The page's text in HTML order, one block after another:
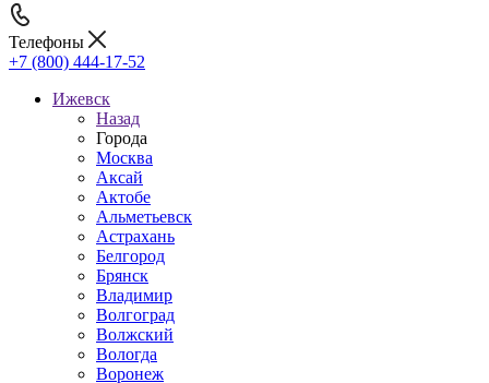
Телефоны
+7 (800) 444-17-52
Ижевск
Назад
Города
Москва
Аксай
Актобе
Альметьевск
Астрахань
Белгород
Брянск
Владимир
Волгоград
Волжский
Вологда
Воронеж